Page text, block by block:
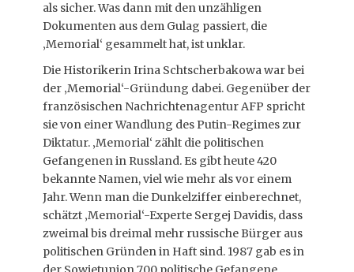
als sicher. Was dann mit den unzähligen
Dokumenten aus dem Gulag passiert, die
‚Memorial‘ gesammelt hat, ist unklar.
Die Historikerin Irina Schtscherbakowa war bei
der ‚Memorial‘-Gründung dabei. Gegenüber der
französischen Nachrichtenagentur AFP spricht
sie von einer Wandlung des Putin-Regimes zur
Diktatur. ‚Memorial‘ zählt die politischen
Gefangenen in Russland. Es gibt heute 420
bekannte Namen, viel wie mehr als vor einem
Jahr. Wenn man die Dunkelziffer einberechnet,
schätzt ‚Memorial‘-Experte Sergej Davidis, dass
zweimal bis dreimal mehr russische Bürger aus
politischen Gründen in Haft sind. 1987 gab es in